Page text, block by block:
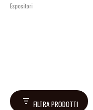
FILTRA PRODOTTI
Espositori